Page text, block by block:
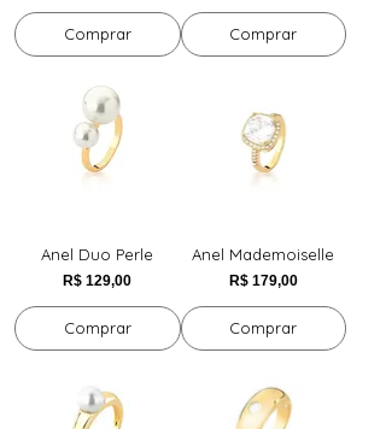
Comprar Comprar
Anel Duo Perle
Preço
R$ 129,00
Comprar
Anel Mademoiselle
Preço
R$ 179,00
Comprar